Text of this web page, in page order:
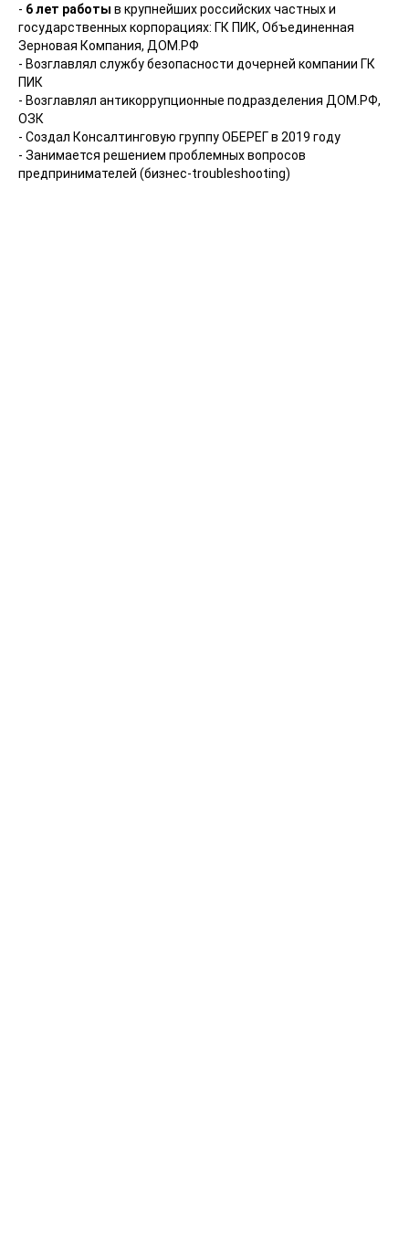
- 6 лет работы в крупнейших российских частных и
государственных корпорациях: ГК ПИК, Объединенная
Зерновая Компания, ДОМ.РФ
- Возглавлял службу безопасности дочерней компании ГК
ПИК
- Возглавлял антикоррупционные подразделения ДОМ.РФ,
ОЗК
- Создал Консалтинговую группу ОБЕРЕГ в 2019 году
- Занимается решением проблемных вопросов
предпринимателей (бизнес-troubleshooting)